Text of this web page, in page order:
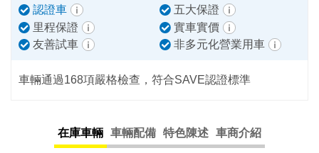
認證車
五大保證
里程保證
實車實價
友善試車
非多元化營業用車
車輛通過168項嚴格檢查，符合SAVE認證標準
在庫車輛 車輛配備 特色陳述 車商介紹